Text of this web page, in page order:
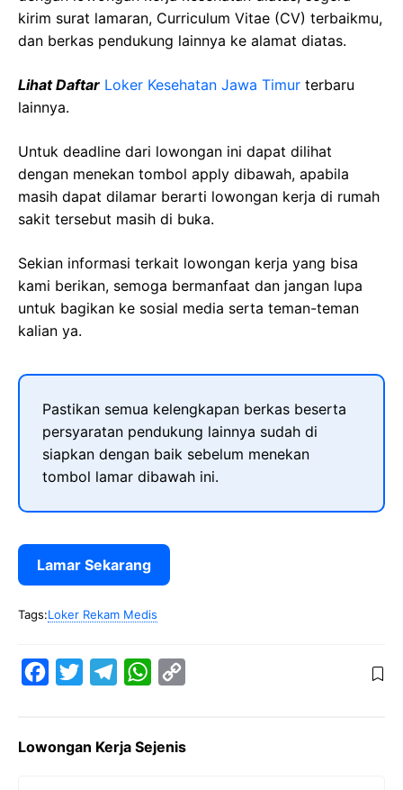
kirim surat lamaran, Curriculum Vitae (CV) terbaikmu,
dan berkas pendukung lainnya ke alamat diatas.
Lihat Daftar Loker Kesehatan Jawa Timur terbaru
lainnya.
Untuk deadline dari lowongan ini dapat dilihat
dengan menekan tombol apply dibawah, apabila
masih dapat dilamar berarti lowongan kerja di rumah
sakit tersebut masih di buka.
Sekian informasi terkait lowongan kerja yang bisa
kami berikan, semoga bermanfaat dan jangan lupa
untuk bagikan ke sosial media serta teman-teman
kalian ya.
Pastikan semua kelengkapan berkas beserta
persyaratan pendukung lainnya sudah di
siapkan dengan baik sebelum menekan
tombol lamar dibawah ini.
Lamar Sekarang
Tags:Loker Rekam Medis
e
t
e
W
t
y
Lowongan Kerja Sejenis